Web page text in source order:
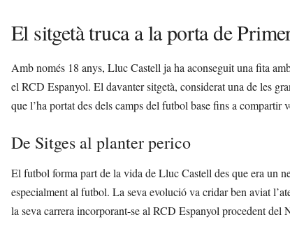
El sitgetà truca a la porta de
Amb només 18 anys, Lluc Castell ja ha aconseguit una fita
el RCD Espanyol. El davanter sitgetà, considerat una de les
que l’ha portat des dels camps del futbol base fins a compartir
De Sitges al planter perico
El futbol forma part de la vida de Lluc Castell des que era un
especialment al futbol. La seva evolució va cridar ben aviat
la seva carrera incorporant-se al RCD Espanyol procedent del